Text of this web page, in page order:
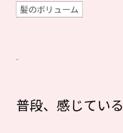
髪のボリューム
普段、感じている